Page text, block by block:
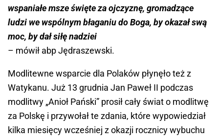
wspaniałe msze święte za ojczyznę, gromadzące
ludzi we wspólnym błaganiu do Boga, by okazał swą
moc, by dał siłę nadziei
– mówił abp Jędraszewski.
Modlitewne wsparcie dla Polaków płynęło też z
Watykanu. Już 13 grudnia Jan Paweł II podczas
modlitwy „Anioł Pański” prosił cały świat o modlitwę
za Polskę i przywołał te zdania, które wypowiedział
kilka miesięcy wcześniej z okazji rocznicy wybuchu